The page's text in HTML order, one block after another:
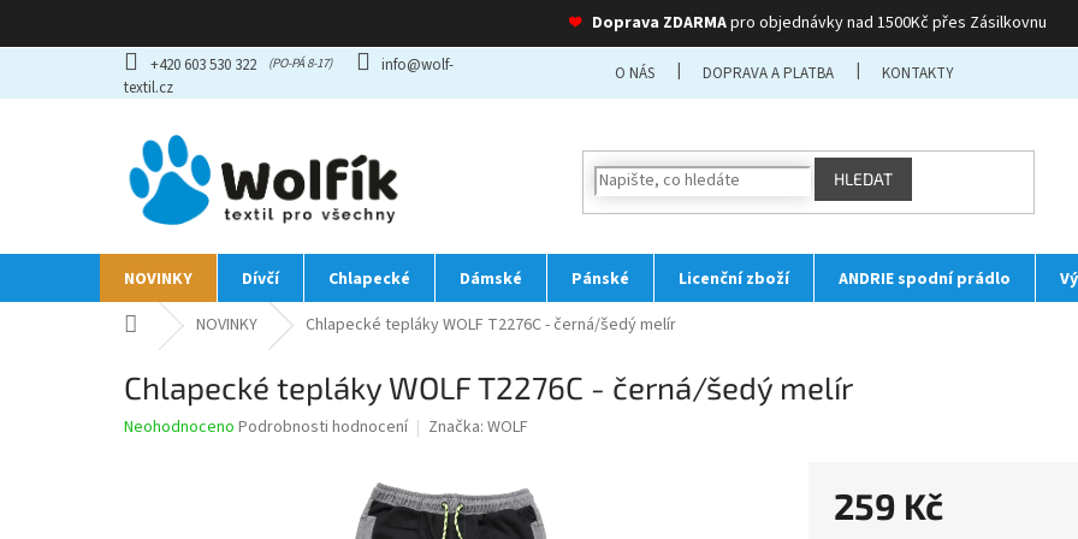
❤ Doprava ZDARMApro objednávky nad 1500Kč přes Zásilkovnu
obsah
+420 603 530 322
info@wolf-
textil.cz
O NÁS DOPRAVA A PLATBA KONTAKTY
HLEDAT
NOVINKY Dívčí Chlapecké Dámské Pánské Licenční zboží ANDRIE spodní prádlo
Domů NOVINKY Chlapecké tepláky WOLF T2276C - černá/šedý melír
Chlapecké tepláky WOLF T2276C - černá/šedý melír
Průměrné
Neohodnoceno Podrobnosti hodnocení Značka: WOLF
259 Kč